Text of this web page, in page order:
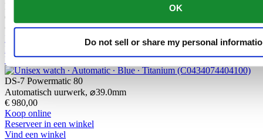
OK
Do not sell or share my personal
DS-7 Quartz
Quartz uurwerk,
€ 490,00
Koop online
Reserveer in een winkel
Vind een winkel
DS-7 Powermatic 80
Automatisch uurwerk, ⌀39.0mm
€ 980,00
Koop online
Reserveer in een winkel
Vind een winkel